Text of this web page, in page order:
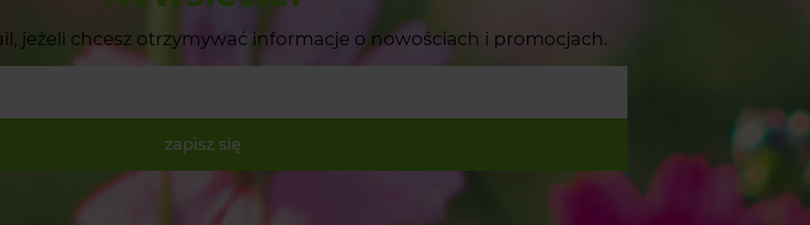
jeżeli chcesz otrzymywać informacje o nowościach i promocjach.
zapisz się